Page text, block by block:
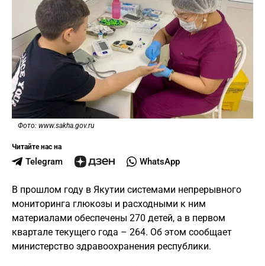
Фото: www.sakha.gov.ru
Читайте нас на
Telegram WhatsApp
В прошлом году в Якутии системами непрерывного
мониторинга глюкозы и расходными к ним
материалами обеспечены 270 детей, а в первом
квартале текущего года – 264. Об этом сообщает
министерство здравоохранения республики.